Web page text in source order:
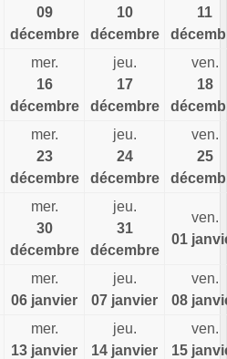
09
décembre
10
décembre
11
mer.
16
décembre
jeu.
17
décembre
ven.
18
mer.
23
décembre
jeu.
24
décembre
ven.
25
mer.
30
décembre
jeu.
31
décembre
ven.
01
mer.
06 janvier
jeu.
07 janvier
ven.
08
mer.
13 janvier
jeu.
14 janvier
ven.
15